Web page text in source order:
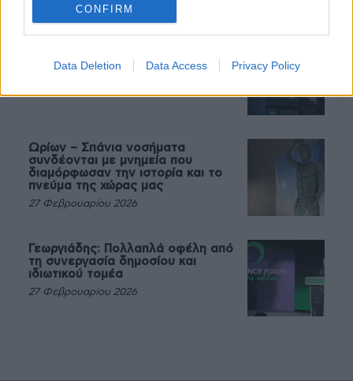
CONFIRM
Data Deletion Data Access Privacy Policy
που θέλεις να καταβροχθίσεις τα
πάντα μετά την άσκηση
Ωρίων – Σπάνια νοσήματα
συνδέονται με μνημεία που
διαμόρφωσαν την ιστορία και το
πνεύμα της χώρας μας
27 Φεβρουαρίου 2026
Γεωργιάδης: Πολλαπλά οφέλη από
τη συνεργασία δημοσίου και
ιδιωτικού τομέα
27 Φεβρουαρίου 2026